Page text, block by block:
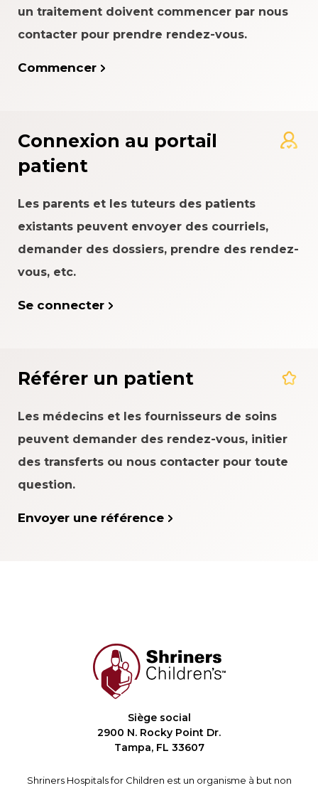
un traitement doivent commencer par nous
contacter pour prendre rendez-vous.
Commencer
Connexion au portail
patient
Les parents et les tuteurs des patients
existants peuvent envoyer des courriels,
demander des dossiers, prendre des rendez-
vous, etc.
Se connecter
Référer un patient
Les médecins et les fournisseurs de soins
peuvent demander des rendez-vous, initier
des transferts ou nous contacter pour toute
question.
Envoyer une référence
Siège social
2900 N. Rocky Point Dr.
Tampa, FL 33607
Shriners Hospitals for Children est un organisme à but non